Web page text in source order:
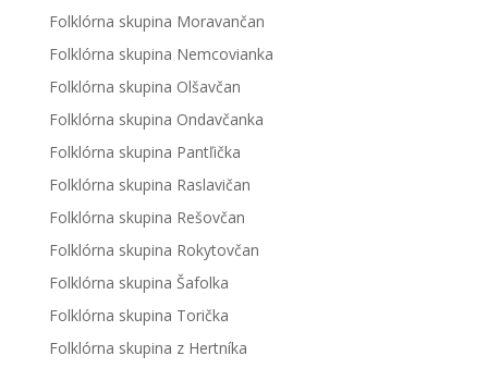
Folklórna skupina Moravančan
Folklórna skupina Nemcovianka
Folklórna skupina Olšavčan
Folklórna skupina Ondavčanka
Folklórna skupina Pantľička
Folklórna skupina Raslavičan
Folklórna skupina Rešovčan
Folklórna skupina Rokytovčan
Folklórna skupina Šafolka
Folklórna skupina Torička
Folklórna skupina z Hertníka